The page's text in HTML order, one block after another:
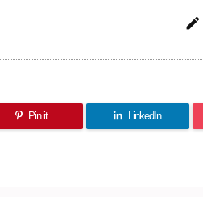

Pin it LinkedIn